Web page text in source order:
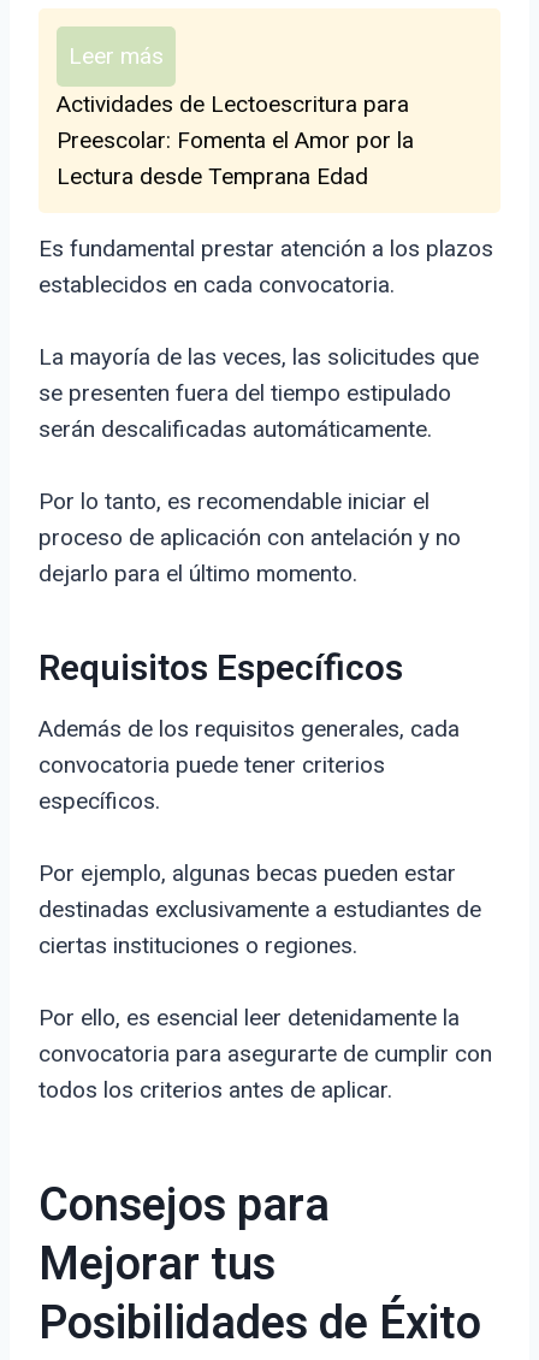
Leer más
Actividades de Lectoescritura para
Preescolar: Fomenta el Amor por la
Lectura desde Temprana Edad
Es fundamental prestar atención a los plazos
establecidos en cada convocatoria.
La mayoría de las veces, las solicitudes que
se presenten fuera del tiempo estipulado
serán descalificadas automáticamente.
Por lo tanto, es recomendable iniciar el
proceso de aplicación con antelación y no
dejarlo para el último momento.
Requisitos Específicos
Además de los requisitos generales, cada
convocatoria puede tener criterios
específicos.
Por ejemplo, algunas becas pueden estar
destinadas exclusivamente a estudiantes de
ciertas instituciones o regiones.
Por ello, es esencial leer detenidamente la
convocatoria para asegurarte de cumplir con
todos los criterios antes de aplicar.
Consejos para
Mejorar tus
Posibilidades de Éxito